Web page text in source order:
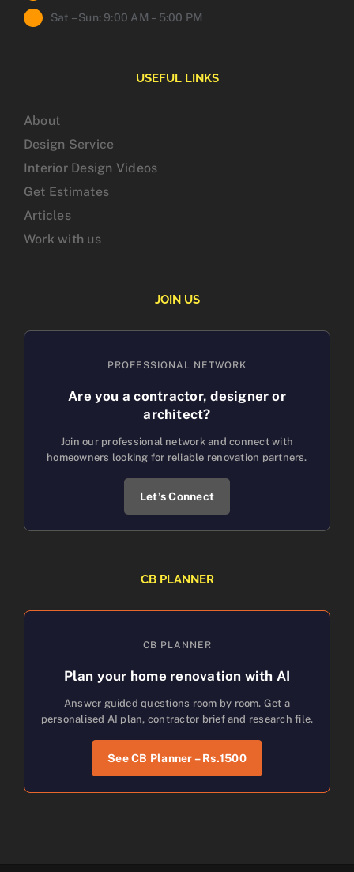
Sat – Sun: 9:00 AM – 5:00 PM
USEFUL LINKS
About
Design Service
Interior Design Videos
Get Estimates
Articles
Work with us
JOIN US
PROFESSIONAL NETWORK
Are you a contractor, designer or
architect?
Join our professional network and connect with
homeowners looking for reliable renovation partners.
Let’s Connect
CB PLANNER
CB PLANNER
Plan your home renovation with AI
Answer guided questions room by room. Get a
personalised AI plan, contractor brief and research file.
See CB Planner – Rs.1500